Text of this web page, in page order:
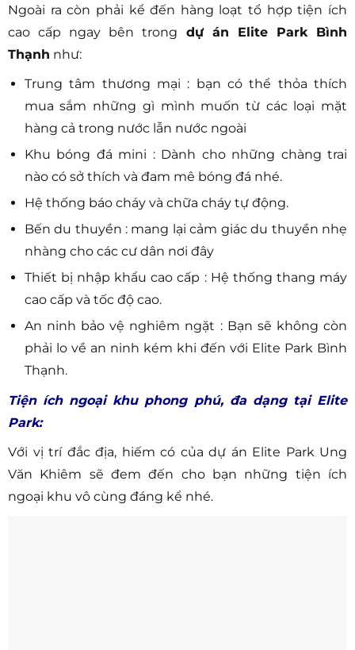
Ngoài ra còn phải kể đến hàng loạt tổ hợp tiện ích
cao cấp ngay bên trong dự án Elite Park Bình
Thạnh như:
Trung tâm thương mại : bạn có thể thỏa thích
mua sắm những gì mình muốn từ các loại mặt
hàng cả trong nước lẫn nước ngoài
Khu bóng đá mini : Dành cho những chàng trai
nào có sở thích và đam mê bóng đá nhé.
Hệ thống báo cháy và chữa cháy tự động.
Bến du thuyền : mang lại cảm giác du thuyền nhẹ
nhàng cho các cư dân nơi đây
Thiết bị nhập khẩu cao cấp : Hệ thống thang máy
cao cấp và tốc độ cao.
An ninh bảo vệ nghiêm ngặt : Bạn sẽ không còn
phải lo về an ninh kém khi đến với Elite Park Bình
Thạnh.
Tiện ích ngoại khu phong phú, đa dạng tại Elite
Park:
Với vị trí đắc địa, hiếm có của dự án Elite Park Ung
Văn Khiêm sẽ đem đến cho bạn những tiện ích
ngoại khu vô cùng đáng kể nhé.